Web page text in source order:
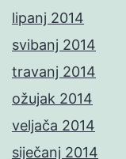
lipanj 2014
svibanj 2014
travanj 2014
ožujak 2014
veljača 2014
siječanj 2014